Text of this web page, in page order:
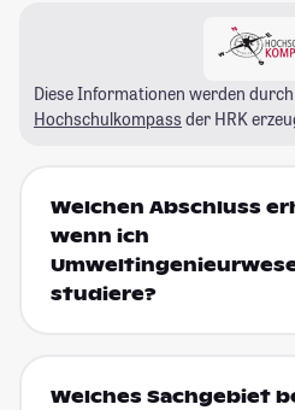
Diese Informationen werden
Hochschulkompass der HRK
Welchen Abschluss
wenn ich
studiere?
Welches Sachgebiet